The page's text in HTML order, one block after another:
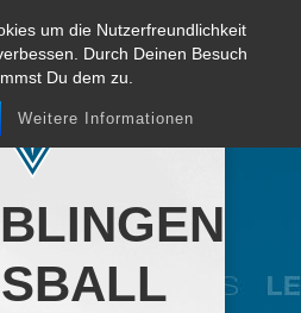
um die Nutzerfreundlichkeit
Durch Deinen Besuch
Du dem zu.
Weitere Informationen